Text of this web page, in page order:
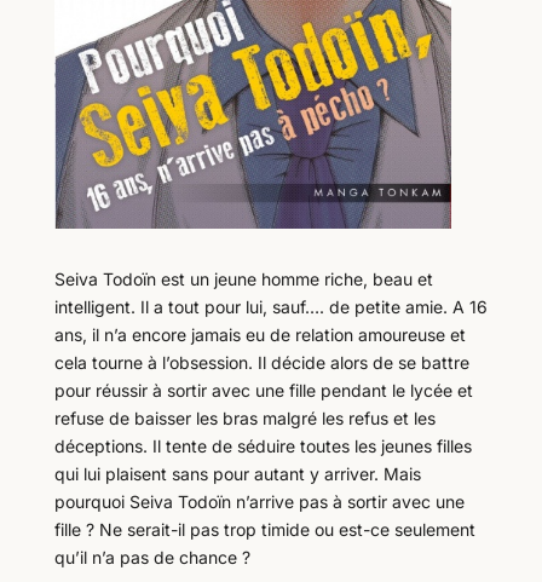
Seiva Todoïn est un jeune homme riche, beau et
intelligent. Il a tout pour lui, sauf…. de petite amie. A 16
ans, il n’a encore jamais eu de relation amoureuse et
cela tourne à l’obsession. Il décide alors de se battre
pour réussir à sortir avec une fille pendant le lycée et
refuse de baisser les bras malgré les refus et les
déceptions. Il tente de séduire toutes les jeunes filles
qui lui plaisent sans pour autant y arriver. Mais
pourquoi Seiva Todoïn n’arrive pas à sortir avec une
fille ? Ne serait-il pas trop timide ou est-ce seulement
qu’il n’a pas de chance ?